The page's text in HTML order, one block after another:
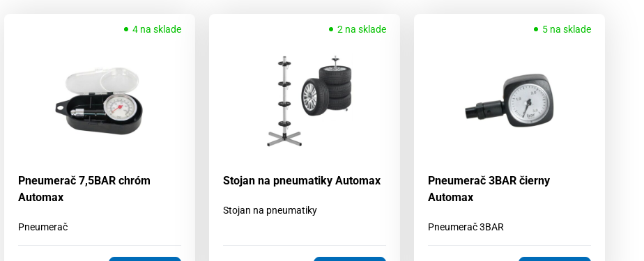
4 na sklade
Pneumerač 7,5BAR chróm
Automax
Pneumerač
2 na sklade
Stojan na pneumatiky Automax
Stojan na pneumatiky
5 na sklade
Pneumerač 3BAR čierny
Automax
Pneumerač 3BAR